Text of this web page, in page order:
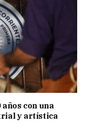
con una
y artística